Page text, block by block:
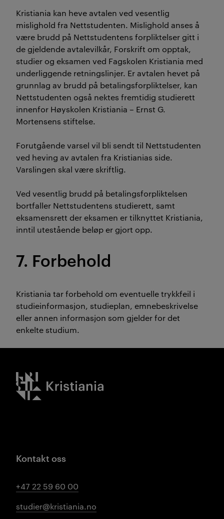
Kristiania kan heve avtalen ved vesentlig
mislighold fra Nettstudenten. Mislighold anses å
være brudd på Nettstudentens forpliktelser gitt i
de gjeldende avtalevilkår, Forskrift om opptak,
studier og eksamen ved Fagskolen Kristiania med
underliggende retningslinjer. Er avtalen hevet på
grunnlag av brudd på betalingsforpliktelser, kan
Nettstudenten også nektes fremtidig studierett
innenfor Høyskolen Kristiania – Ernst G.
Mortensens stiftelse.
Forutgående varsel vil bli sendt til Nettstudenten
ved heving av avtalen fra Kristianias side.
Varslingen skal være skriftlig.
Ved vesentlig brudd på betalingsforpliktelsen
bortfaller Nettstudentens studierett, samt
eksamensrett der eksamen er tilknyttet Kristiania,
inntil utestående beløp er gjort opp.
7. Forbehold
Kristiania tar forbehold om eventuelle trykkfeil i
studieinformasjon, studieplan, emnebeskrivelse
eller annen informasjon som gjelder for det
enkelte studium.
Kristiania logo
Kontakt oss
+47 22 59 60 00
studier@kristiania.no